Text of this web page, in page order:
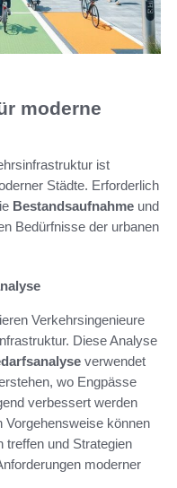
moderne
ist
Städte. Erforderlich
Bestandsaufnahme und
Bedürfnisse der urbanen
Verkehrsingenieure
Diese Analyse
verwendet
wo Engpässe
verbessert werden
können
treffen und Strategien
moderner